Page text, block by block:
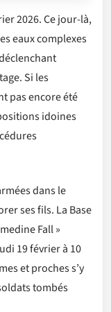
2026. Ce jour-là,
eaux complexes
Si les
pas encore été
idoines
dans le
ses fils. La Base
Fall »
19 février à 10
et proches s’y
tombés